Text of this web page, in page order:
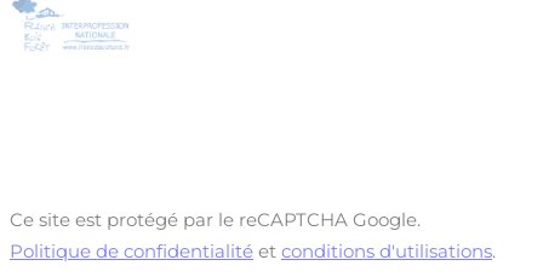
Ce site est protégé par le reCAPTCHA Google.
Politique de confidentialité et conditions d'utilisations.